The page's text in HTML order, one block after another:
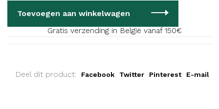
Toevoegen aan winkelwagen
Gratis verzending in België vanaf 150€
Deel dit product: Facebook Twitter Pinterest E-mail